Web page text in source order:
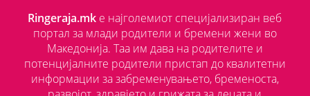
Ringeraja.mk е најголемиот специјализиран веб
портал за млади родители и бремени жени во
Македонија. Таа им дава на родителите и
потенцијалните родители пристап до квалитетни
информации за забременувањето, бременоста,